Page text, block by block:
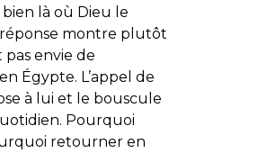
là où Dieu le
réponse montre plutôt
pas envie de
Égypte. L’appel de
à lui et le bouscule
Pourquoi
retourner en